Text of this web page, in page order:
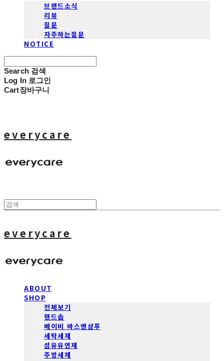
브랜드소식
리뷰
질문
자주하는질문
NOTICE
Search 검색
Log In 로그인
Cart장바구니
everycare
everycare
ABOUT
SHOP
전체보기
핸드솝
베이비 바스앤샴푸
세탁세제
섬유유연제
주방세제